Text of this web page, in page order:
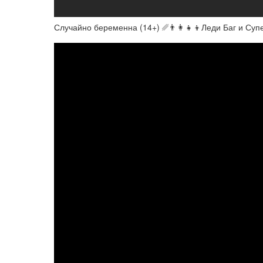
Случайно беременна (14+) ␥👨‍👩‍👧‍👦Леди Баг и